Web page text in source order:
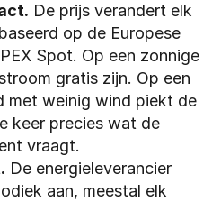
op de Europese
Spot. Op een zonnige
gratis zijn. Op een
met weinig wind piekt de
keer precies wat de
vraagt.
De energieleverancier
aan, meestal elk